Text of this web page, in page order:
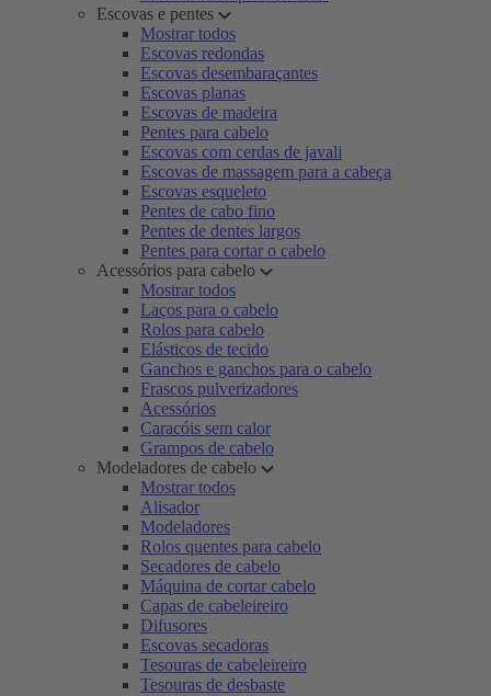
Escovas e pentes
Mostrar todos
Escovas redondas
Escovas desembaraçantes
Escovas planas
Escovas de madeira
Pentes para cabelo
Escovas com cerdas de javali
Escovas de massagem para a cabeça
Escovas esqueleto
Pentes de cabo fino
Pentes de dentes largos
Pentes para cortar o cabelo
Acessórios para cabelo
Mostrar todos
Laços para o cabelo
Rolos para cabelo
Elásticos de tecido
Ganchos e ganchos para o cabelo
Frascos pulverizadores
Acessórios
Caracóis sem calor
Grampos de cabelo
Modeladores de cabelo
Mostrar todos
Alisador
Modeladores
Rolos quentes para cabelo
Secadores de cabelo
Máquina de cortar cabelo
Capas de cabeleireiro
Difusores
Escovas secadoras
Tesouras de cabeleireiro
Tesouras de desbaste